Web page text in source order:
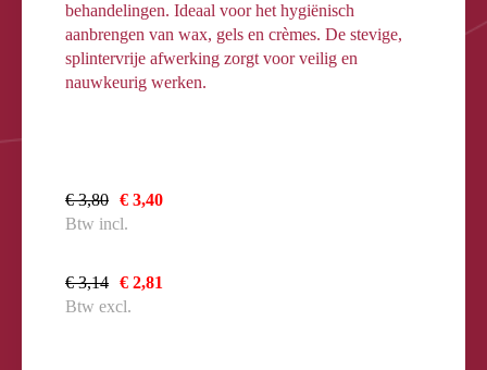
behandelingen. Ideaal voor het hygiënisch
aanbrengen van wax, gels en crèmes. De stevige,
splintervrije afwerking zorgt voor veilig en
nauwkeurig werken.
€ 3,80 € 3,40
Btw incl.
€ 3,14 € 2,81
Btw excl.